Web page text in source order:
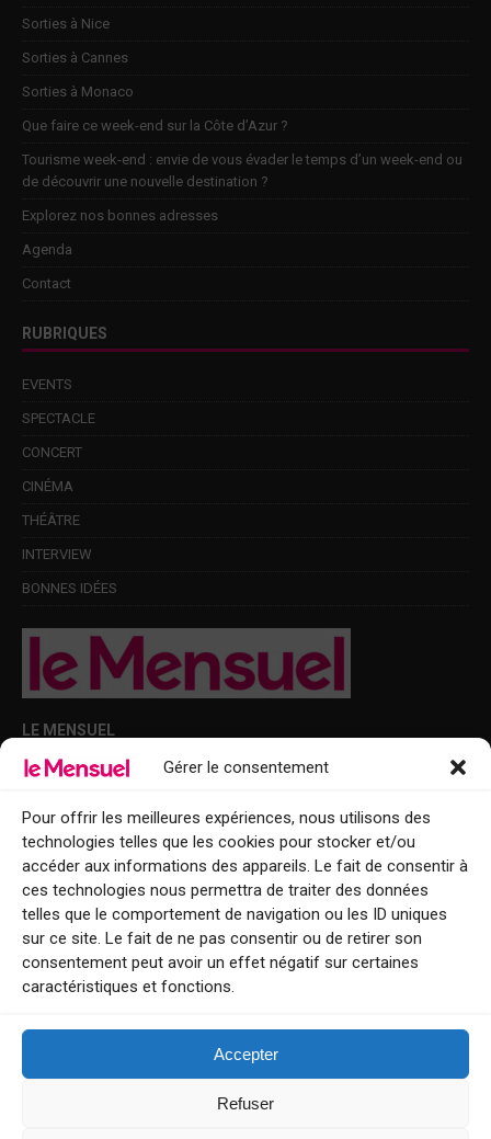
Gérer le consentement
Pour offrir les meilleures expériences, nous utilisons des
technologies telles que les cookies pour stocker et/ou
accéder aux informations des appareils. Le fait de consentir à
ces technologies nous permettra de traiter des données
telles que le comportement de navigation ou les ID uniques
sur ce site. Le fait de ne pas consentir ou de retirer son
consentement peut avoir un effet négatif sur certaines
caractéristiques et fonctions.
Accepter
Refuser
Sorties à Nice
Sorties à Cannes
Sorties à Monaco
Que faire ce week-end sur la Côte d’Azur ?
Tourisme week-end : envie de vous évader le temps d’un week-end ou
de découvrir une nouvelle destination ?
Explorez nos bonnes adresses
Agenda
Contact
RUBRIQUES
EVENTS
SPECTACLE
CONCERT
CINÉMA
THÉÂTRE
INTERVIEW
BONNES IDÉES
LE MENSUEL
Points de diffusion Var et Alpes-Maritimes : oû trouver Le Mensuel ?
Le Mensuel en PDF : consultez le magazine en ligne
Qui sommes-nous ?
BFM Top Sorties
EVENT
Tourisme week-end : envie de vous évader le temps d’un week-end ou
Explorez nos bonnes adresses
Contact